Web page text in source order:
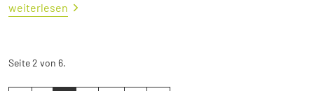
weiterlesen
Seite 2 von 6.